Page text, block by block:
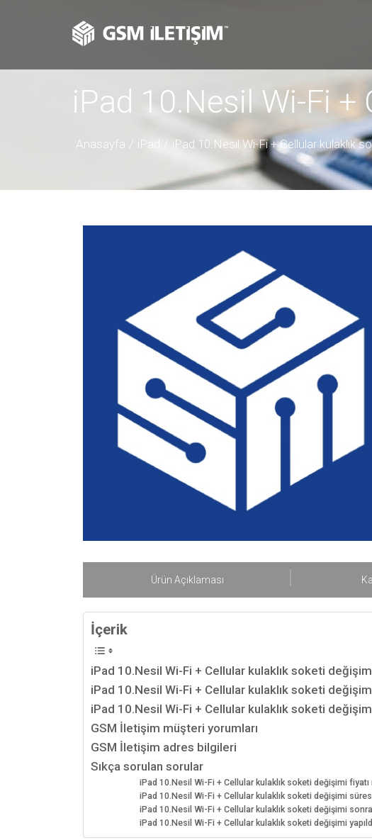
iPad 10.Nesil Wi-Fi +
Anasayfa iPad iPad 10.Nesil Wi-Fi + Cellular kulaklık
Ürün Açıklaması
İçerik
iPad 10.Nesil Wi-Fi + Cellular kulaklık soketi
iPad 10.Nesil Wi-Fi + Cellular kulaklık soketi
iPad 10.Nesil Wi-Fi + Cellular kulaklık soketi değişimi
GSM İletişim müşteri yorumları
GSM İletişim adres bilgileri
Sıkça sorulan sorular
iPad 10.Nesil Wi-Fi + Cellular kulaklık soketi değişimi fiyatı
iPad 10.Nesil Wi-Fi + Cellular kulaklık soketi değişimi
iPad 10.Nesil Wi-Fi + Cellular kulaklık soketi değişimi
iPad 10.Nesil Wi-Fi + Cellular kulaklık soketi değişimi